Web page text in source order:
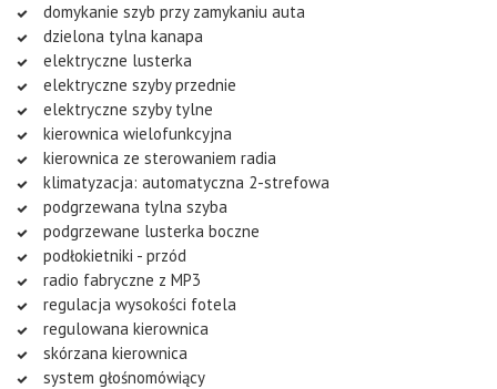
domykanie szyb przy zamykaniu auta
dzielona tylna kanapa
elektryczne lusterka
elektryczne szyby przednie
elektryczne szyby tylne
kierownica wielofunkcyjna
kierownica ze sterowaniem radia
klimatyzacja: automatyczna 2-strefowa
podgrzewana tylna szyba
podgrzewane lusterka boczne
podłokietniki - przód
radio fabryczne z MP3
regulacja wysokości fotela
regulowana kierownica
skórzana kierownica
system głośnomówiący